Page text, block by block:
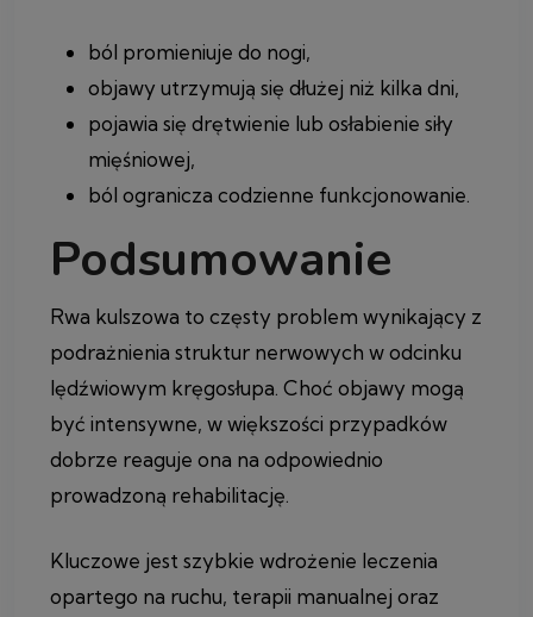
ból promieniuje do nogi,
objawy utrzymują się dłużej niż kilka dni,
pojawia się drętwienie lub osłabienie siły
mięśniowej,
ból ogranicza codzienne funkcjonowanie.
Podsumowanie
Rwa kulszowa to częsty problem wynikający z
podrażnienia struktur nerwowych w odcinku
lędźwiowym kręgosłupa. Choć objawy mogą
być intensywne, w większości przypadków
dobrze reaguje ona na odpowiednio
prowadzoną rehabilitację.
Kluczowe jest szybkie wdrożenie leczenia
opartego na ruchu, terapii manualnej oraz